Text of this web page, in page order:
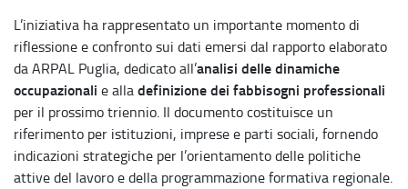
L’iniziativa ha rappresentato un importante momento di
riflessione e confronto sui dati emersi dal rapporto elaborato
da ARPAL Puglia, dedicato all’analisi delle dinamiche
occupazionali e alladefinizione dei fabbisogni professionali
per il prossimo triennio. Il documento costituisce un
riferimento per istituzioni, imprese e parti sociali, fornendo
indicazioni strategiche per l’orientamento delle politiche
attive del lavoro e della programmazione formativa regionale.